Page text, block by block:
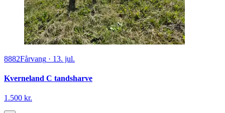
8882Fårvang · 13. jul.
Kverneland C tandsharve
1.500 kr.